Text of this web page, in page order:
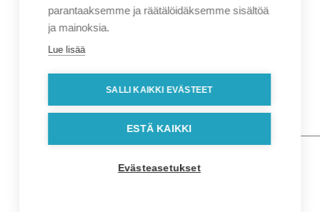
Sähköposti*
Puhelin*
Osoitetiedot
Lähiosoite
Postinumero
parantaaksemme ja räätälöidäksemme sisältöä
ja mainoksia.
Lue lisää
SALLI KAIKKI EVÄSTEET
ESTÄ KAIKKI
Evästeasetukset